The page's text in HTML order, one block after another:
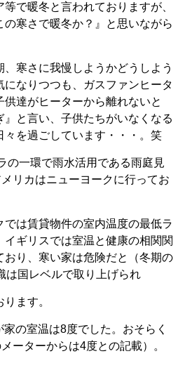
で暖冬と言われておりますが、
寒さで暖冬か？』と思いながら
寒さに我慢しようかどうしよう
なりつつも、ガスファンヒータ
達がヒーターから離れないと
』と言い、子供たちがいなくなる
々を過ごしています・・・。笑
の一環で雨水活用である雨庭見
リカはニューヨークに行ってお
は賃貸物件の室内温度の最低ラ
ギリスでは室温と健康の相関関
おり、寒い家は危険だと（冬期の
は国レベルで取り上げられ
ます。
の室温は8度でした。おそらく
ーターからは4度との記載）。